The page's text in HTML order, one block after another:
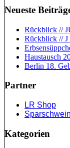
Neueste
Rückblick //
Rückblick //
Haustausch
Berlin 18.
Partner
LR Shop
Kategorien